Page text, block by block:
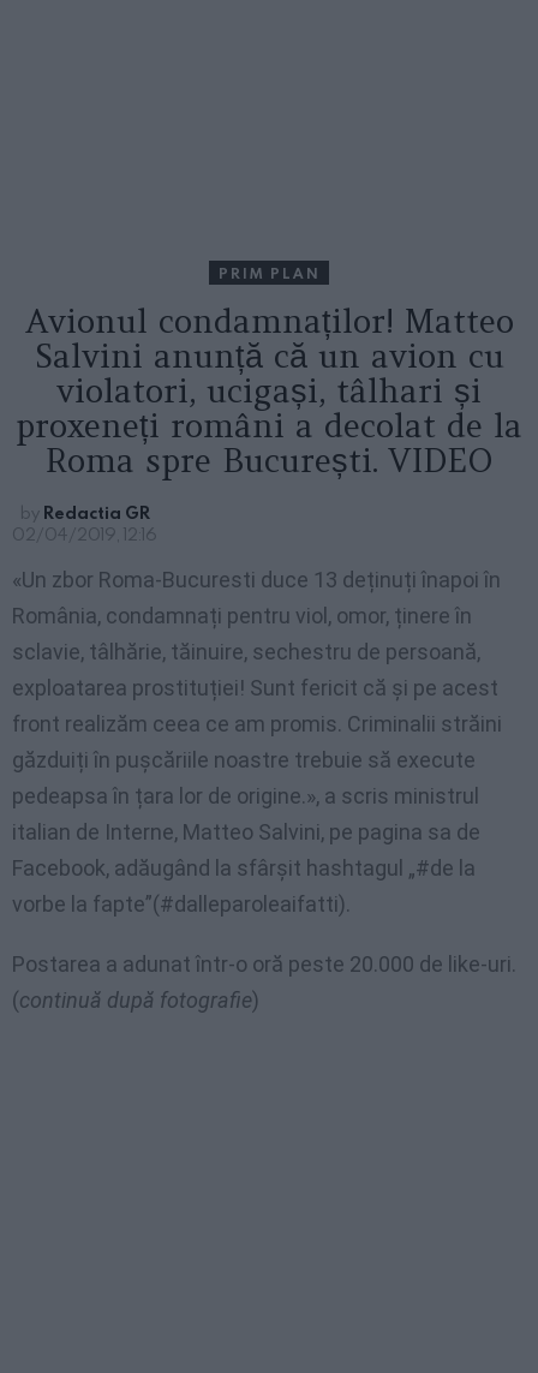
PRIM PLAN
Avionul condamnaților! Matteo
Salvini anunță că un avion cu
violatori, ucigași, tâlhari și
proxeneți români a decolat de la
Roma spre București. VIDEO
by Redactia GR
02/04/2019, 12:16
«Un zbor Roma-Bucuresti duce 13 deținuți înapoi în
România, condamnați pentru viol, omor, ținere în
sclavie, tâlhărie, tăinuire, sechestru de persoană,
exploatarea prostituției! Sunt fericit că și pe acest
front realizăm ceea ce am promis. Criminalii străini
găzduiți în pușcăriile noastre trebuie să execute
pedeapsa în țara lor de origine.», a scris ministrul
italian de Interne, Matteo Salvini, pe pagina sa de
Facebook, adăugând la sfârșit hashtagul „#de la
vorbe la fapte”(#dalleparoleaifatti).
Postarea a adunat într-o oră peste 20.000 de like-uri.
(continuă după fotografie)